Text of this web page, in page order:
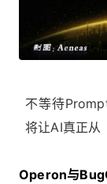
不等待
将让AI真正从
Operon与